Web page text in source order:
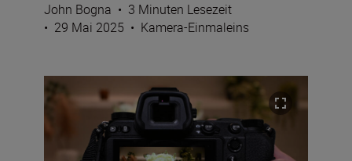
John Bogna • 3 Minuten Lesezeit
• 29 Mai 2025 • Kamera-Einmaleins